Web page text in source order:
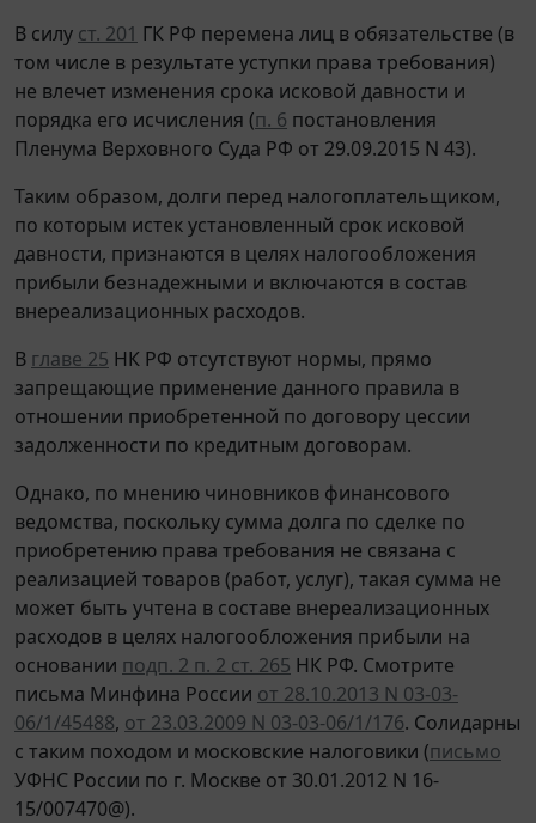
В силу ст. 201 ГК РФ перемена лиц в обязательстве (в
том числе в результате уступки права требования)
не влечет изменения срока исковой давности и
порядка его исчисления (п. 6 постановления
Пленума Верховного Суда РФ от 29.09.2015 N 43).
Таким образом, долги перед налогоплательщиком,
по которым истек установленный срок исковой
давности, признаются в целях налогообложения
прибыли безнадежными и включаются в состав
внереализационных расходов.
В главе 25 НК РФ отсутствуют нормы, прямо
запрещающие применение данного правила в
отношении приобретенной по договору цессии
задолженности по кредитным договорам.
Однако, по мнению чиновников финансового
ведомства, поскольку сумма долга по сделке по
приобретению права требования не связана с
реализацией товаров (работ, услуг), такая сумма не
может быть учтена в составе внереализационных
расходов в целях налогообложения прибыли на
основании подп. 2 п. 2 ст. 265 НК РФ. Смотрите
письма Минфина России от 28.10.2013 N 03-03-
06/1/45488, от 23.03.2009 N 03-03-06/1/176. Солидарны
с таким походом и московские налоговики (письмо
УФНС России по г. Москве от 30.01.2012 N 16-
15/007470@).